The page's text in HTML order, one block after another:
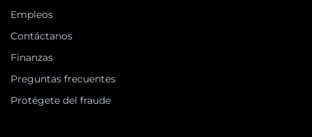
Empleos
Contáctanos
Finanzas
Preguntas frecuentes
Protégete del fraude